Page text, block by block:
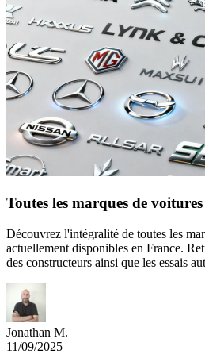
Toutes les marques de voitures
Découvrez l'intégralité de toutes les
actuellement disponibles en France.
des constructeurs ainsi que les essais
Jonathan M.
11/09/2025